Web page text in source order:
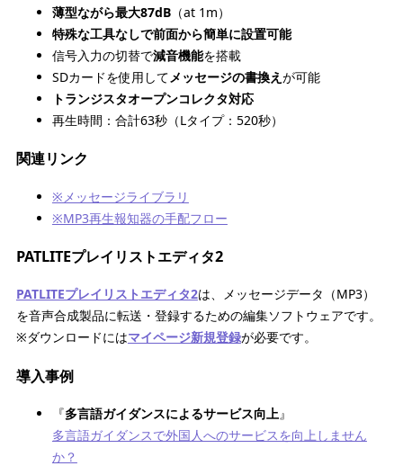
薄型ながら最大87dB（at 1m）
特殊な工具なしで前面から簡単に設置可能
信号入力の切替で減音機能を搭載
SDカードを使用して メッセージの書換え が可能
トランジスタオープンコレクタ対応
再生時間：合計63秒（Lタイプ：520秒）
関連リンク
※メッセージライブラリ
※MP3再生報知器の手配フロー
PATLITEプレイリストエディタ2
PATLITEプレイリストエディタ2は、メッセージデータ（MP3）
を音声合成製品に転送・登録するための編集ソフトウェアです。
※ダウンロードにはマイページ新規登録が必要です。
導入事例
『多言語ガイダンスによるサービス向上』
多言語ガイダンスで外国人へのサービスを向上しません
か？